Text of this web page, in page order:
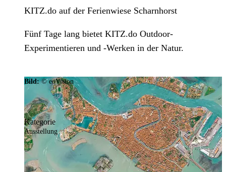
KITZ.do auf der Ferienwiese Scharnhorst
Fünf Tage lang bietet KITZ.do Outdoor-
Experimentieren und -Werken in der Natur.
Bild:© eoVision
Kategorie
Ausstellung